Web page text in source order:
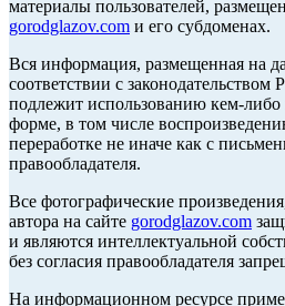
материалы пользователей,
gorodglazov.com и его субдоменах.
Вся информация, размещенная на
соответствии с
подлежит использованию кем-
форме, в том числе
переработке не иначе как с
правообладателя.
Все фотографические
автора на сайте gorodglazov.com
и являются интеллектуальной
без согласия правообладателя
На информационном ресурсе